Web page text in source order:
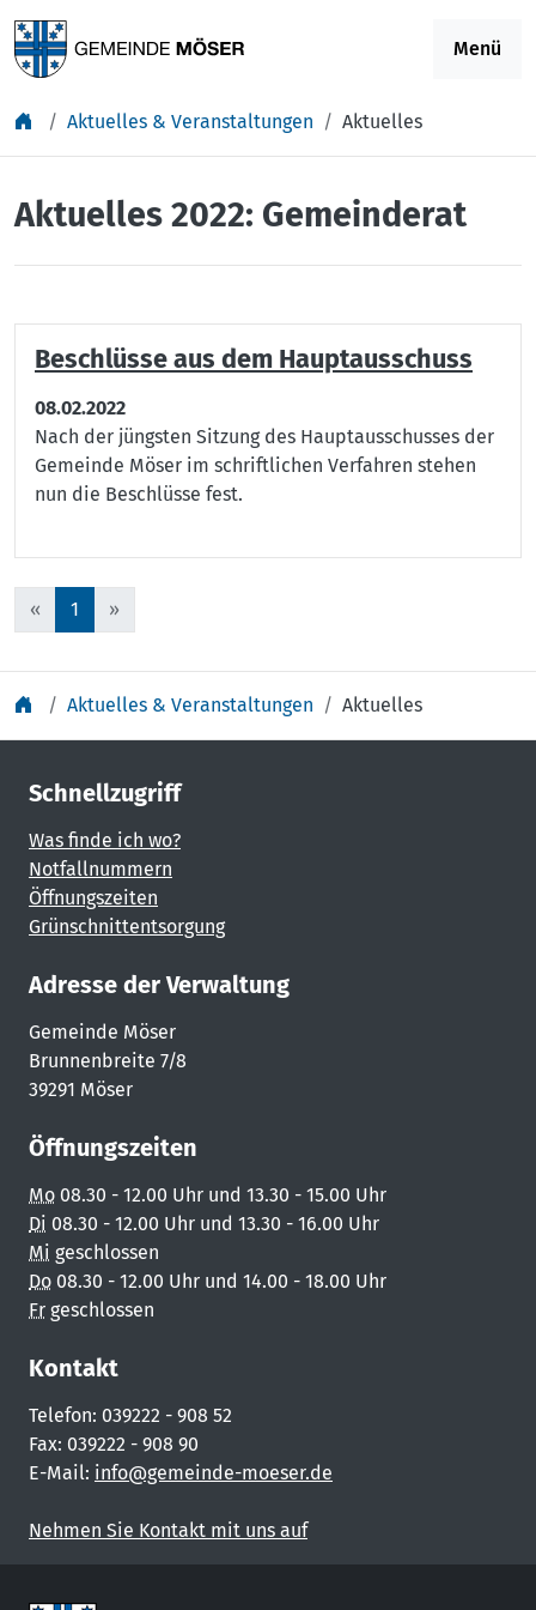
Menü
Aktuelles & Veranstaltungen Aktuelles
Aktuelles 2022: Gemeinderat
Beschlüsse aus dem Hauptausschuss
08.02.2022
Nach der jüngsten Sitzung des Hauptausschusses der
Gemeinde Möser im schriftlichen Verfahren stehen
nun die Beschlüsse fest.
« 1 »
Aktuelles & Veranstaltungen Aktuelles
Schnellzugriff
Was finde ich wo?
Notfallnummern
Öffnungszeiten
Grünschnittentsorgung
Adresse der Verwaltung
Gemeinde Möser
Brunnenbreite 7/8
39291 Möser
Öffnungszeiten
Mo 08.30 - 12.00 Uhr und 13.30 - 15.00 Uhr
Di 08.30 - 12.00 Uhr und 13.30 - 16.00 Uhr
Mi geschlossen
Do 08.30 - 12.00 Uhr und 14.00 - 18.00 Uhr
Fr geschlossen
Kontakt
Telefon: 039222 - 908 52
Fax: 039222 - 908 90
E-Mail: info@gemeinde-moeser.de
Nehmen Sie Kontakt mit uns auf